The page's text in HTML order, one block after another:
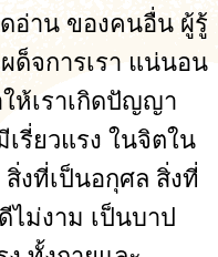
อ่าน ของคนอื่น ผู้รู้
ด็จการเรา แน่นอน
ห้เราเกิดปัญญา
เรี่ยวแรง ในจิตใน
งที่เป็นอกุศล สิ่งที่
ไม่งาม เป็นบาป